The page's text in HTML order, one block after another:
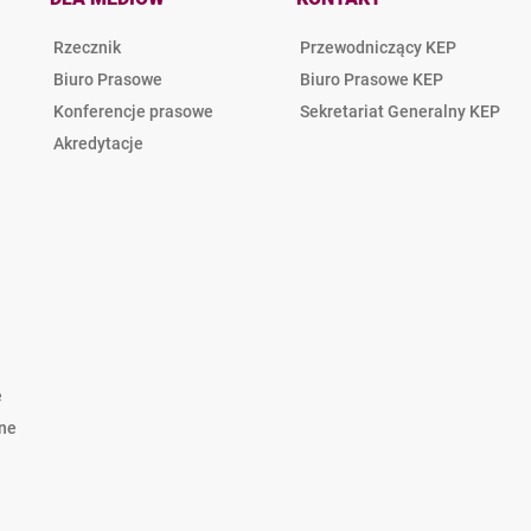
Rzecznik
Biuro Prasowe
Konferencje prasowe
Akredytacje
Przewodniczący KEP
Biuro Prasowe KEP
Sekretariat Generalny KEP